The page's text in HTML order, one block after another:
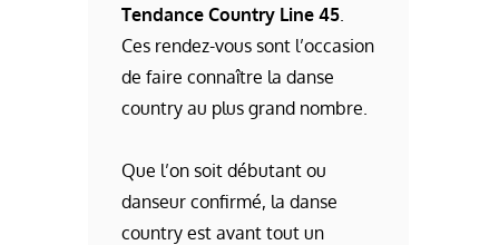
Tendance Country Line 45
Ces rendez-vous sont l’occasion
de faire connaître la danse
country au plus grand nombre.
Que l’on soit débutant ou
danseur confirmé, la danse
country est avant tout un